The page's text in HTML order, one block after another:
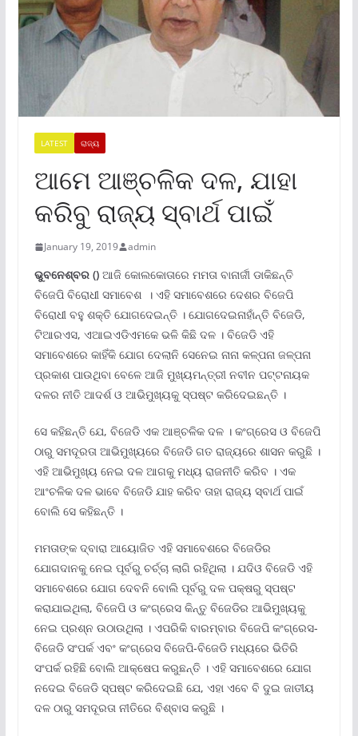
LATEST ରାଜ୍ୟ
ଆମେ ଆଞ୍ଚଳିକ ଦଳ, ଯାହା
କରିବୁ ରାଜ୍ୟ ସ୍ବାର୍ଥ ପାଇଁ
January 19, 2019 admin
ଭୁବନେଶ୍ବର ()ଆଜି କୋଲକୋତାରେ ମମତା ବାନାର୍ଜୀ ଡାକିଛନ୍ତି
ବିଜେପି ବିରୋଧୀ ସମାବେଶ । ଏହି ସମାବେଶରେ ଦେଶର ବିଜେପି
ବିରୋଧୀ ବହୁ ଶକ୍ତି ଯୋଗଦେଇନ୍ତି । ଯୋଗଦେଇନାହାଁନ୍ତି ବିଜେଡି,
ଟିଆରଏସ, ଏଆଇଏଡିଏମକେ ଭଳି କିଛି ଦଳ । ବିଜେଡି ଏହି
ସମାବେଶରେ କାହିଁକି ଯୋଗ ଦେଲାନି ସେନେଇ ନାନା କଳ୍ପନା ଜଳ୍ପନା
ପ୍ରକାଶ ପାଉଥିବା ବେଳେ ଆଜି ମୁଖ୍ୟମନ୍ତ୍ରୀ ନବୀନ ପଟ୍ଟନାୟକ
ଦଳର ନୀତି ଆଦର୍ଶ ଓ ଆଭିମୁଖ୍ୟକୁ ସ୍ପଷ୍ଟ କରିଦେଇଛନ୍ତି ।
ସେ କହିଛନ୍ତି ଯେ, ବିଜେଡି ଏକ ଆଞ୍ଚଳିକ ଦଳ । କଂଗ୍ରେସ ଓ ବିଜେପି
ଠାରୁ ସମଦୂରତା ଆଭିମୁଖ୍ୟରେ ବିଜେଡି ଗତ ରାଜ୍ୟରେ ଶାସନ କରୁଛି ।
ଏହି ଆଭିମୁଖ୍ୟ ନେଇ ଦଳ ଆଗକୁ ମଧ୍ୟ ରାଜନୀତି କରିବ । ଏକ
ଆଂଚଳିକ ଦଳ ଭାବେ ବିଜେଡି ଯାହ କରିବ ତାହା ରାଜ୍ୟ ସ୍ବାର୍ଥ ପାଇଁ
ବୋଲି ସେ କହିଛନ୍ତି ।
ମମତାଙ୍କ ଦ୍ବାରା ଆୟୋଜିତ ଏହି ସମାବେଶରେ ବିଜେଡିର
ଯୋଗଦାନକୁ ନେଇ ପୂର୍ବରୁ ଚର୍ଚ୍ଚା ଲାଗି ରହିଥିଲା । ଯଦିଓ ବିଜେଡି ଏହି
ସମାବେଶରେ ଯୋଗ ଦେବନି ବୋଲି ପୂର୍ବରୁ ଦଳ ପକ୍ଷରୁ ସ୍ପଷ୍ଟ
କରାଯାଇଥିଲା, ବିଜେପି ଓ କଂଗ୍ରେସ କିନ୍ତୁ ବିଜେଡିର ଆଭିମୁଖ୍ୟକୁ
ନେଇ ପ୍ରଶ୍ନ ଉଠାଉଥିଲା । ଏପରିକି ବାରମ୍ବାର ବିଜେପି କଂଗ୍ରେସ-
ବିଜେଡି ସଂପର୍କ ଏବଂ କଂଗ୍ରେସ ବିଜେପି-ବିଜେଡି ମଧ୍ୟରେ ଭିତିରି
ସଂପର୍କ ରହିଛି ବୋଲି ଆକ୍ଷେପ କରୁଛନ୍ତି । ଏହି ସମାବେଶରେ ଯୋଗ
ନଦେଇ ବିଜେଡି ସ୍ପଷ୍ଟ କରିଦେଇଛି ଯେ, ଏହା ଏବେ ବି ଦୁଇ ଜାତୀୟ
ଦଳ ଠାରୁ ସମଦୂରତା ନୀତିରେ ବିଶ୍ବାସ କରୁଛି ।